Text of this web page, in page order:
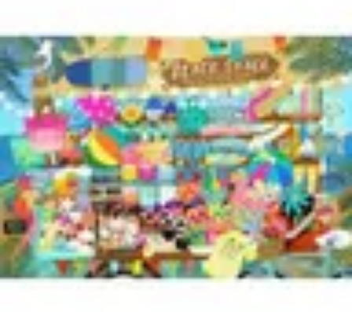
TraditionsListes & Conseils
Services Mémoriaux